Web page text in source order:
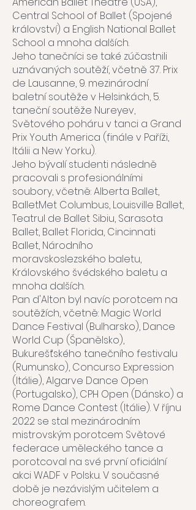
Central School of Ballet (Spojené
království) a English National Ballet
School a mnoha dalších.
Jeho tanečníci se také zúčastnili
uznávaných soutěží, včetně 37. Prix
de Lausanne, 9. mezinárodní
baletní soutěže v Helsinkách, 5.
taneční soutěže Nureyev,
Světového poháru v tanci a Grand
Prix Youth America (finále v Paříži,
Itálii a New Yorku).
Jeho bývalí studenti následně
pracovali s profesionálními
soubory, včetně: Alberta Ballet,
BalletMet Columbus, Louisville Ballet,
Teatrul de Ballet Sibiu, Sarasota
Ballet, Ballet Florida, Cincinnati
Ballet, Národního
moravskoslezského baletu,
Královského švédského baletu a
mnoha dalších.
Pan d'Alton byl navíc porotcem na
soutěžích, včetně: Magic World
Dance Festival (Bulharsko), Dance
World Cup (Španělsko),
Bukurešťského tanečního festivalu
(Rumunsko), Concurso Expression
(Itálie), Algarve Dance Open
(Portugalsko), CPH Open (Dánsko) a
Rome Dance Contest (Itálie). V říjnu
2022 se stal mezinárodním
mistrovským porotcem Světové
federace uměleckého tance a
porotcoval na své první oficiální
akci WADF v Polsku. V současné
době je nezávislým učitelem a
choreografem.